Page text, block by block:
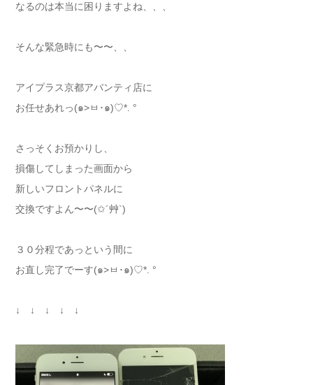
なるのは本当に困りますよね、、、
そんな緊急時にも〜〜、、
アイプラス京都アバンティ店に
お任せあれっ(๑>ㅂ･๑)♡*. °
さっそくお預かりし、
損傷してしまった画面から
新しいフロントパネルに
交換ですよん〜〜(✩´艸`)
３０分程であっという間に
お直し完了でーす(๑>ㅂ･๑)♡*. °
↓ ↓ ↓ ↓ ↓